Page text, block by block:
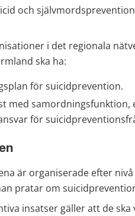
och självmordsprevention
i det regionala
ska ha:
för suicidprevention.
med samordningsfunktion,
för
är organiserade efter
pratar om
insatser gäller att de